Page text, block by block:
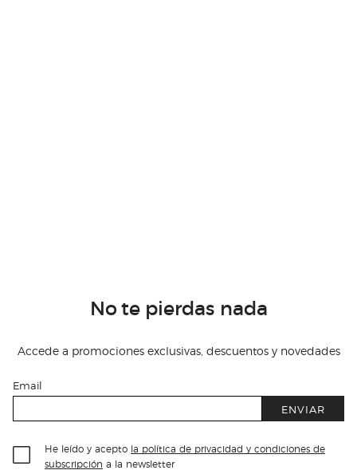
No te pierdas nada
Accede a promociones exclusivas, descuentos y novedades
Email
ENVIAR
He leído y acepto la política de privacidad y condiciones de
subscripción a la newsletter